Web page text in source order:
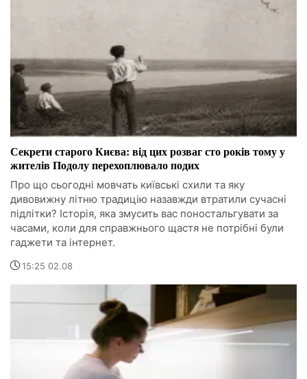
Секрети старого Києва: від цих розваг сто років тому у
жителів Подолу перехоплювало подих
Про що сьогодні мовчать київські схили та яку
дивовижну літню традицію назавжди втратили сучасні
підлітки? Історія, яка змусить вас поностальгувати за
часами, коли для справжнього щастя не потрібні були
гаджети та інтернет.
15:25 02.08